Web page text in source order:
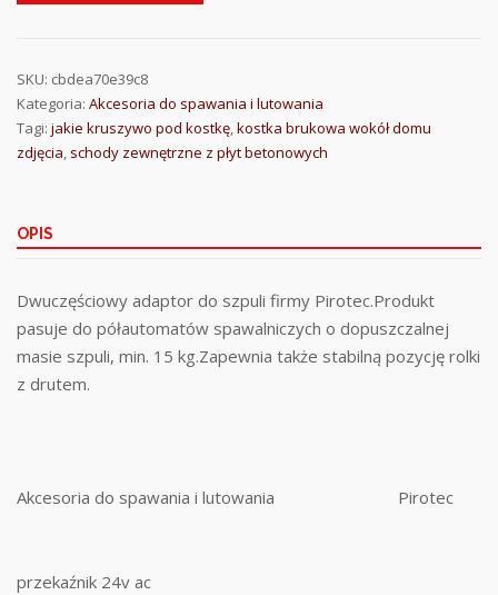
SKU: cbdea70e39c8
Kategoria: Akcesoria do spawania i lutowania
Tagi: jakie kruszywo pod kostkę,kostka brukowa wokół domu
zdjęcia, schody zewnętrzne z płyt betonowych
OPIS
Dwuczęściowy adaptor do szpuli firmy Pirotec.Produkt
pasuje do półautomatów spawalniczych o dopuszczalnej
masie szpuli, min. 15 kg.Zapewnia także stabilną pozycję rolki
z drutem.
Akcesoria do spawania i lutowania Pirotec
przekaźnik 24v ac